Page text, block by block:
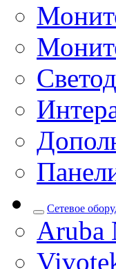
Сетевое
Aruba